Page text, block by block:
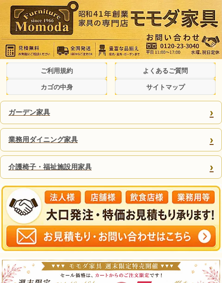
ご利用規約 よくあるご質問
カゴの中身 サイトマップ
ガーデン家具 ›
業務用ダイニング家具 ›
介護椅子・福祉施設用家具 ›